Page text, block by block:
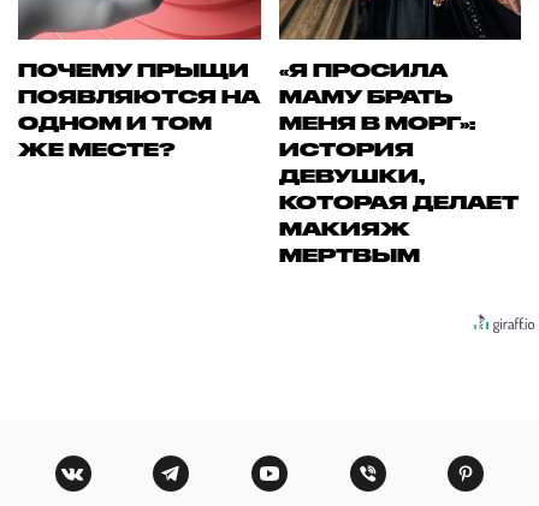
ПОЧЕМУ ПРЫЩИ
ПОЯВЛЯЮТСЯ НА
ОДНОМ И ТОМ
ЖЕ МЕСТЕ?
«Я ПРОСИЛА
МАМУ БРАТЬ
МЕНЯ В МОРГ»:
ИСТОРИЯ
ДЕВУШКИ,
КОТОРАЯ ДЕЛАЕТ
МАКИЯЖ
МЕРТВЫМ